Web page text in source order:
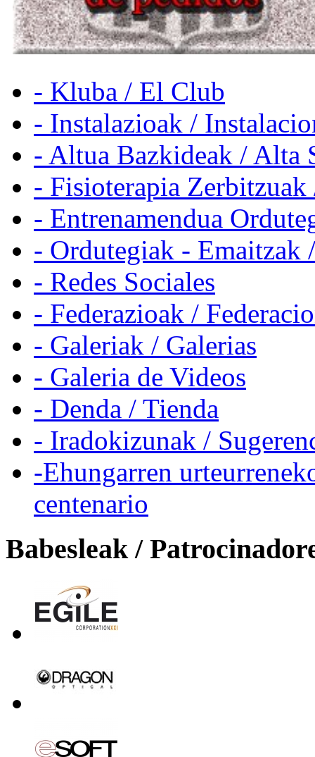
- Kluba / El Club
- Instalazioak /
- Altua Bazkideak / Alta
- Fisioterapia
- Entrenamendua
- Ordutegiak - Emaitzak
- Redes Sociales
- Federazioak /
- Galeriak / Galerias
- Galeria de Videos
- Denda / Tienda
- Iradokizunak /
-Ehungarren
centenario
Babesleak /